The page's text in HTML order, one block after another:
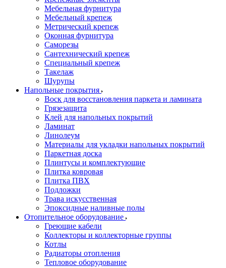
Мебельная фурнитура
Мебельный крепеж
Метрический крепеж
Оконная фурнитура
Саморезы
Сантехнический крепеж
Специальный крепеж
Такелаж
Шурупы
Напольные покрытия
Воск для восстановления паркета и ламината
Грязезащита
Клей для напольных покрытий
Ламинат
Линолеум
Материалы для укладки напольных покрытий
Паркетная доска
Плинтусы и комплектующие
Плитка ковровая
Плитка ПВХ
Подложки
Трава искусственная
Эпоксидные наливные полы
Отопительное оборудование
Греющие кабели
Коллекторы и коллекторные группы
Котлы
Радиаторы отопления
Тепловое оборудование